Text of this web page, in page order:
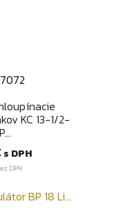
KC 13-1/2-
s DPH
DPH
náhľad